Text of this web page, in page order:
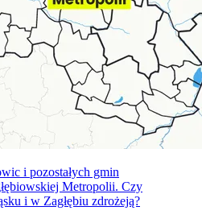
i pozostałych gmin
Metropolii. Czy
i w Zagłębiu zdrożeją?